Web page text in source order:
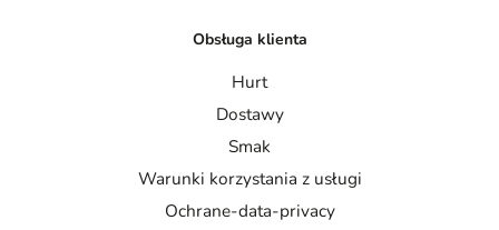
Obsługa klienta
Hurt
Dostawy
Smak
Warunki korzystania z usługi
Ochrane-data-privacy